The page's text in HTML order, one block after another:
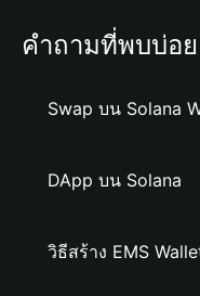
คำถามที่พบบ่อย
Swap บน Solana
DApp บน Solana
วิธีสร้าง EMS